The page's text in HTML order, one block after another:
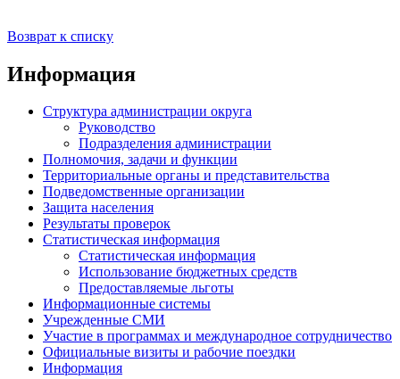
Возврат к списку
Информация
Структура администрации округа
Руководство
Подразделения администрации
Полномочия, задачи и функции
Территориальные органы и представительства
Подведомственные организации
Защита населения
Результаты проверок
Статистическая информация
Статистическая информация
Использование бюджетных средств
Предоставляемые льготы
Информационные системы
Учрежденные СМИ
Участие в программах и международное сотрудничество
Официальные визиты и рабочие поездки
Информация